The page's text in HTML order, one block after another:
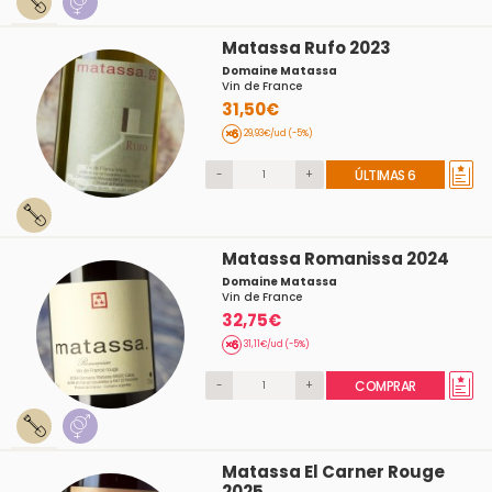
Matassa Rufo 2023
Domaine Matassa
Vin de France
31,50€
29,93€/ud (-5%)
- + ÚLTIMAS 6
Matassa Romanissa 2024
Domaine Matassa
Vin de France
32,75€
31,11€/ud (-5%)
- + COMPRAR
Matassa El Carner Rouge